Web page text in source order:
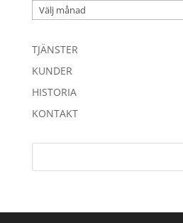
Arkiv
TJÄNSTER
KUNDER
HISTORIA
KONTAKT